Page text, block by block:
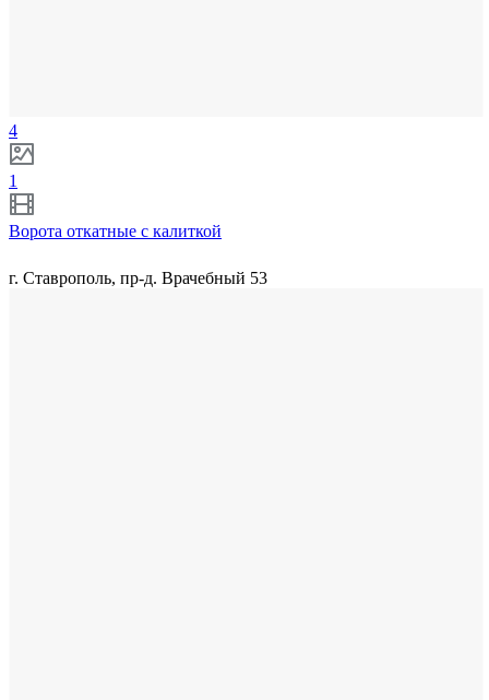
4
1
Ворота откатные с калиткой
г. Ставрополь, пр-д. Врачебный 53